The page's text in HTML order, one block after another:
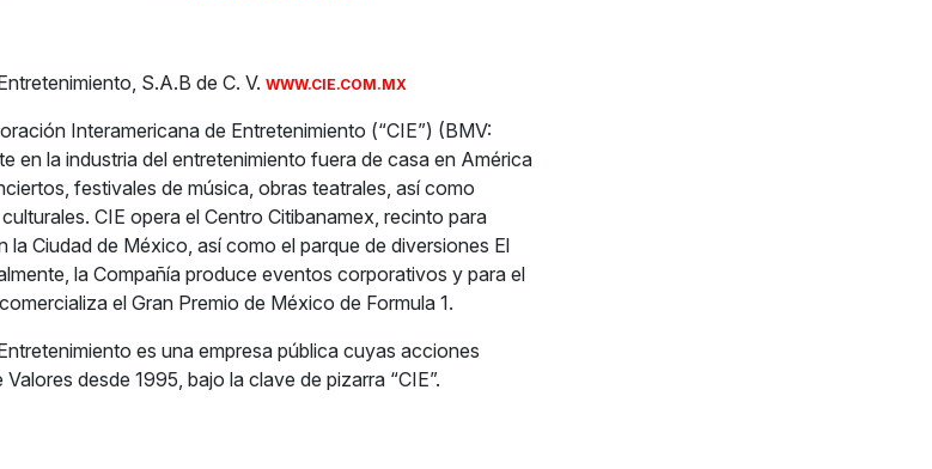
S.A.B de C. V. WWW.CIE.COM.MX
Interamericana de Entretenimiento (“CIE”) (BMV:
en la industria del entretenimiento fuera de casa en América
festivales de música, obras teatrales, así como
CIE opera el Centro Citibanamex, recinto para
Ciudad de México, así como el parque de diversiones El
la Compañía produce eventos corporativos y para el
el Gran Premio de México de Formula 1.
es una empresa pública cuyas acciones
desde 1995, bajo la clave de pizarra “CIE”.